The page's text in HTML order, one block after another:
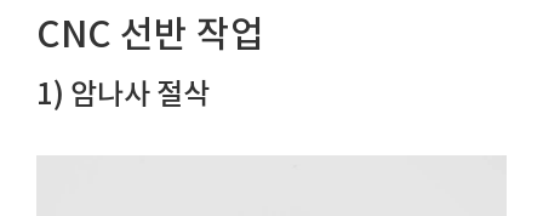
CNC 선반 작업
1) 암나사 절삭